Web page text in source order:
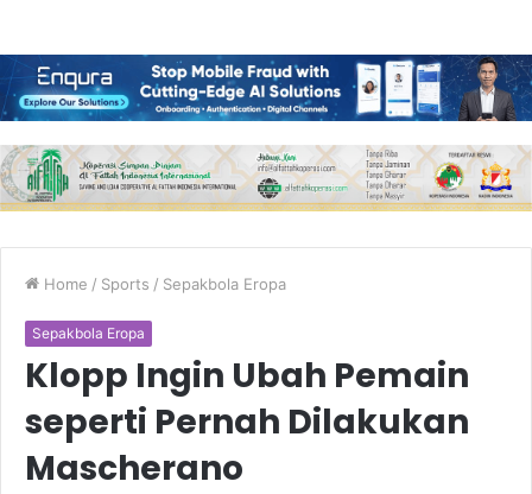
Home / Sports / Sepakbola Eropa
Sepakbola Eropa
Klopp Ingin Ubah Pemain
seperti Pernah Dilakukan
Mascherano